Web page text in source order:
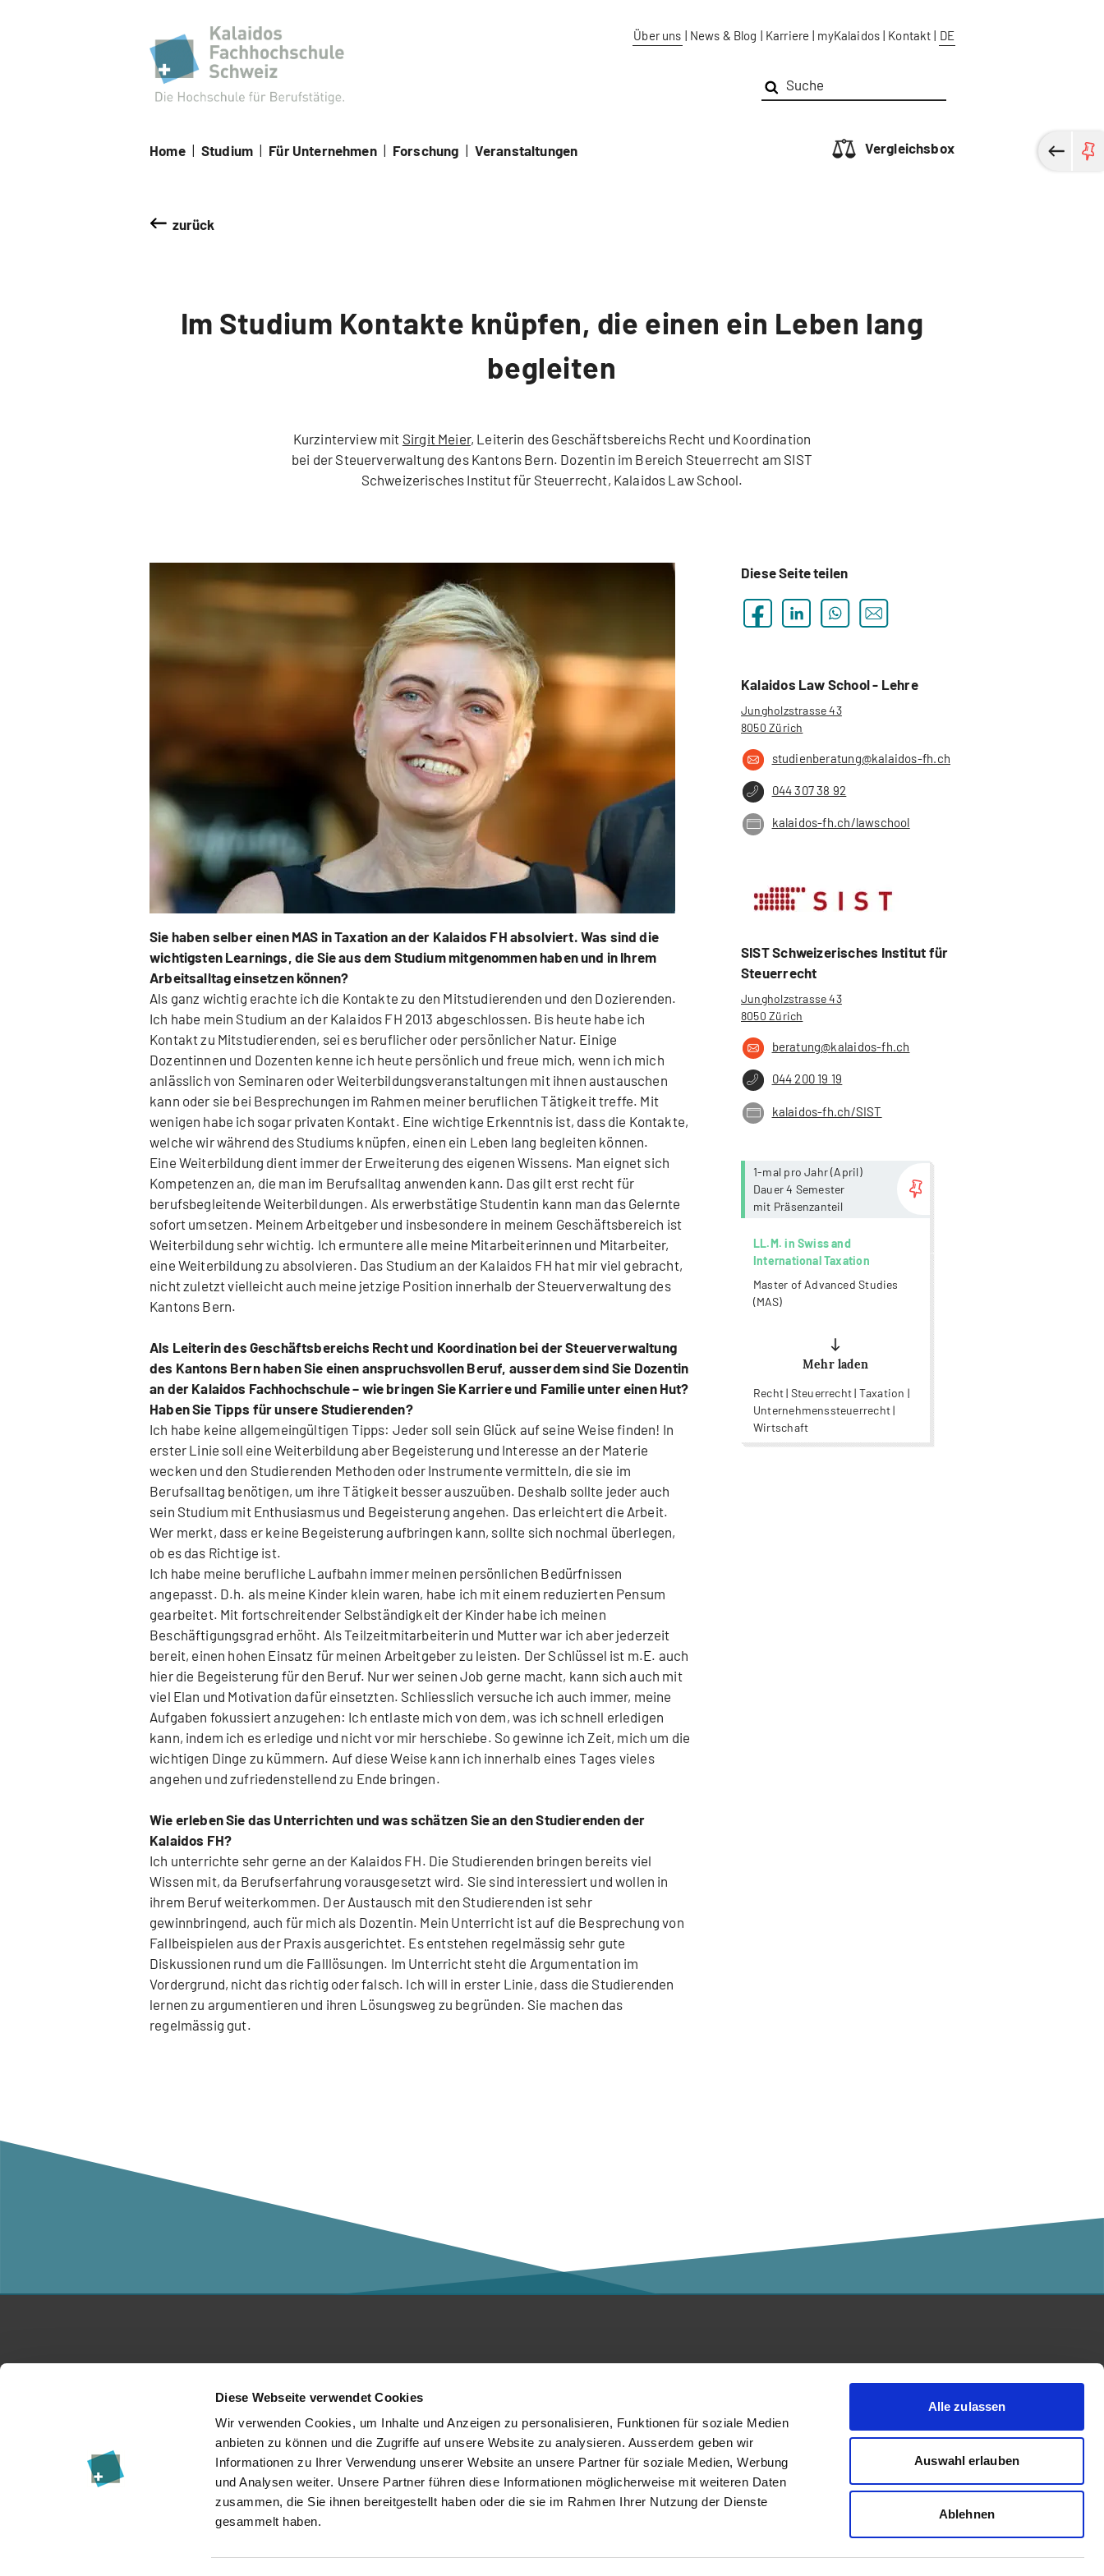
Diese Webseite verwendet Cookies
Wir verwenden Cookies, um Inhalte und Anzeigen zu personalisieren, Funktionen für soziale Medien
anbieten zu können und die Zugriffe auf unsere Website zu analysieren. Ausserdem geben wir
Informationen zu Ihrer Verwendung unserer Website an unsere Partner für soziale Medien, Werbung
und Analysen weiter. Unsere Partner führen diese Informationen möglicherweise mit weiteren Daten
zusammen, die Sie ihnen bereitgestellt haben oder die sie im Rahmen Ihrer Nutzung der Dienste
gesammelt haben.
Alle zulassen
Auswahl erlauben
Ablehnen
Über uns | News & Blog | Karriere | myKalaidos | Kontakt | DE
Home | Studium | Für Unternehmen | Forschung | Veranstaltungen Vergleichsbox
zurück
Im Studium Kontakte knüpfen, die einen ein Leben lang
begleiten
Kurzinterview mit Sirgit Meier, Leiterin des Geschäftsbereichs Recht und Koordination
bei der Steuerverwaltung des Kantons Bern. Dozentin im Bereich Steuerrecht am SIST
Schweizerisches Institut für Steuerrecht, Kalaidos Law School.
Sie haben selber einen MAS in Taxation an der Kalaidos FH absolviert. Was sind die
wichtigsten Learnings, die Sie aus dem Studium mitgenommen haben und in Ihrem
Arbeitsalltag einsetzen können?
Als ganz wichtig erachte ich die Kontakte zu den Mitstudierenden und den Dozierenden.
Ich habe mein Studium an der Kalaidos FH 2013 abgeschlossen. Bis heute habe ich
Kontakt zu Mitstudierenden, sei es beruflicher oder persönlicher Natur. Einige
Dozentinnen und Dozenten kenne ich heute persönlich und freue mich, wenn ich mich
anlässlich von Seminaren oder Weiterbildungsveranstaltungen mit ihnen austauschen
kann oder sie bei Besprechungen im Rahmen meiner beruflichen Tätigkeit treffe. Mit
wenigen habe ich sogar privaten Kontakt. Eine wichtige Erkenntnis ist, dass die Kontakte,
welche wir während des Studiums knüpfen, einen ein Leben lang begleiten können.
Eine Weiterbildung dient immer der Erweiterung des eigenen Wissens. Man eignet sich
Kompetenzen an, die man im Berufsalltag anwenden kann. Das gilt erst recht für
berufsbegleitende Weiterbildungen. Als erwerbstätige Studentin kann man das Gelernte
sofort umsetzen. Meinem Arbeitgeber und insbesondere in meinem Geschäftsbereich ist
Weiterbildung sehr wichtig. Ich ermuntere alle meine Mitarbeiterinnen und Mitarbeiter,
eine Weiterbildung zu absolvieren. Das Studium an der Kalaidos FH hat mir viel gebracht,
nicht zuletzt vielleicht auch meine jetzige Position innerhalb der Steuerverwaltung des
Kantons Bern.
Als Leiterin des Geschäftsbereichs Recht und Koordination bei der Steuerverwaltung
des Kantons Bern haben Sie einen anspruchsvollen Beruf, ausserdem sind Sie Dozentin
an der Kalaidos Fachhochschule – wie bringen Sie Karriere und Familie unter einen Hut?
Haben Sie Tipps für unsere Studierenden?
Ich habe keine allgemeingültigen Tipps: Jeder soll sein Glück auf seine Weise finden! In
erster Linie soll eine Weiterbildung aber Begeisterung und Interesse an der Materie
wecken und den Studierenden Methoden oder Instrumente vermitteln, die sie im
Berufsalltag benötigen, um ihre Tätigkeit besser auszuüben. Deshalb sollte jeder auch
sein Studium mit Enthusiasmus und Begeisterung angehen. Das erleichtert die Arbeit.
Wer merkt, dass er keine Begeisterung aufbringen kann, sollte sich nochmal überlegen,
ob es das Richtige ist.
Ich habe meine berufliche Laufbahn immer meinen persönlichen Bedürfnissen
angepasst. D.h. als meine Kinder klein waren, habe ich mit einem reduzierten Pensum
gearbeitet. Mit fortschreitender Selbständigkeit der Kinder habe ich meinen
Beschäftigungsgrad erhöht. Als Teilzeitmitarbeiterin und Mutter war ich aber jederzeit
bereit, einen hohen Einsatz für meinen Arbeitgeber zu leisten. Der Schlüssel ist m.E. auch
hier die Begeisterung für den Beruf. Nur wer seinen Job gerne macht, kann sich auch mit
viel Elan und Motivation dafür einsetzten. Schliesslich versuche ich auch immer, meine
Aufgaben fokussiert anzugehen: Ich entlaste mich von dem, was ich schnell erledigen
kann, indem ich es erledige und nicht vor mir herschiebe. So gewinne ich Zeit, mich um die
wichtigen Dinge zu kümmern. Auf diese Weise kann ich innerhalb eines Tages vieles
angehen und zufriedenstellend zu Ende bringen.
Wie erleben Sie das Unterrichten und was schätzen Sie an den Studierenden der
Kalaidos FH?
Ich unterrichte sehr gerne an der Kalaidos FH. Die Studierenden bringen bereits viel
Wissen mit, da Berufserfahrung vorausgesetzt wird. Sie sind interessiert und wollen in
ihrem Beruf weiterkommen. Der Austausch mit den Studierenden ist sehr
gewinnbringend, auch für mich als Dozentin. Mein Unterricht ist auf die Besprechung von
Fallbeispielen aus der Praxis ausgerichtet. Es entstehen regelmässig sehr gute
Diskussionen rund um die Falllösungen. Im Unterricht steht die Argumentation im
Vordergrund, nicht das richtig oder falsch. Ich will in erster Linie, dass die Studierenden
lernen zu argumentieren und ihren Lösungsweg zu begründen. Sie machen das
regelmässig gut.
Diese Seite teilen
Kalaidos Law School - Lehre
Jungholzstrasse 43
8050 Zürich
studienberatung@kalaidos-fh.ch
044 307 38 92
kalaidos-fh.ch/lawschool
SIST Schweizerisches Institut für
Steuerrecht
Jungholzstrasse 43
8050 Zürich
beratung@kalaidos-fh.ch
044 200 19 19
kalaidos-fh.ch/SIST
1-mal pro Jahr (April)
Dauer 4 Semester
mit Präsenzanteil
LL.M. in Swiss and
International Taxation
Master of Advanced Studies
(MAS)
Mehr laden
Recht | Steuerrecht | Taxation |
Unternehmenssteuerrecht |
Wirtschaft
more...
Für Unternehmen
Veranstaltungen
News & Blog
Über die Kalaidos FH
Datenschutzerklärung
Impressum
Mitglied von:
Kalaidos Fachhochschule